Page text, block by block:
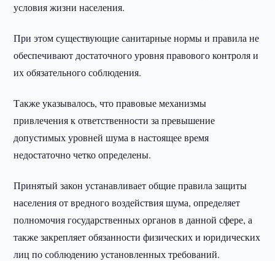
условия жизни населения.
При этом существующие санитарные нормы и правила не
обеспечивают достаточного уровня правового контроля и
их обязательного соблюдения.
Также указывалось, что правовые механизмы
привлечения к ответственности за превышение
допустимых уровней шума в настоящее время
недостаточно четко определены.
Принятый закон устанавливает общие правила защиты
населения от вредного воздействия шума, определяет
полномочия государственных органов в данной сфере, а
также закрепляет обязанности физических и юридических
лиц по соблюдению установленных требований.